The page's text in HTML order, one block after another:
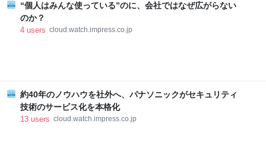
“個人はみんな使っている”のに、会社ではなぜ広がらない
のか？
4 users cloud.watch.impress.co.jp
約40年のノウハウを社外へ、パナソニックがセキュリティ
技術のサービス化を本格化
13 users cloud.watch.impress.co.jp